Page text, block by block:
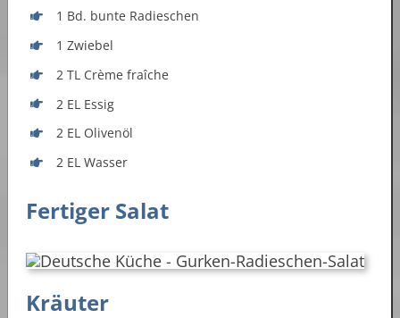
1 Bd. bunte Radieschen
1 Zwiebel
2 TL Crème fraîche
2 EL Essig
2 EL Olivenöl
2 EL Wasser
Fertiger Salat
Kräuter